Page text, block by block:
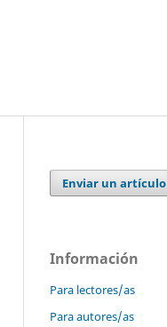
Enviar un artículo
Información
Para lectores/as
Para autores/as